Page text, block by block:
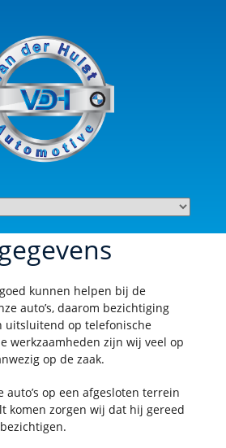
kunnen helpen bij de
auto’s, daarom bezichtiging
uitsluitend op telefonische
werkzaamheden zijn wij veel op
op de zaak.
auto’s op een afgesloten terrein
komen zorgen wij dat hij gereed